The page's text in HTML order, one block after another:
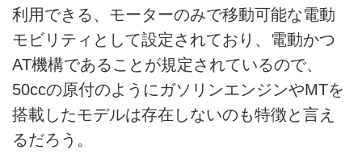
利用できる、モーターのみで移動可能な電動
モビリティとして設定されており、電動かつ
AT機構であることが規定されているので、
50ccの原付のようにガソリンエンジンやMTを
搭載したモデルは存在しないのも特徴と言え
るだろう。